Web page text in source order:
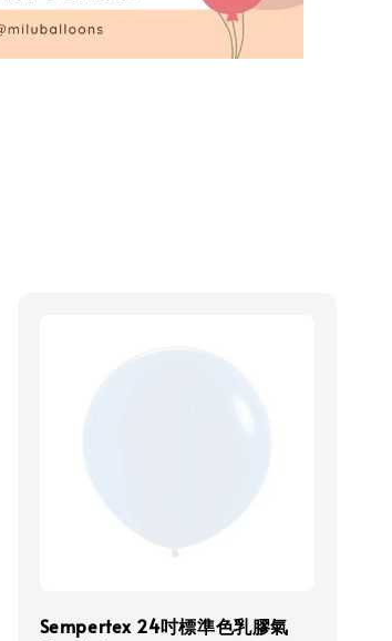
Sempertex 24吋標準色乳膠氣